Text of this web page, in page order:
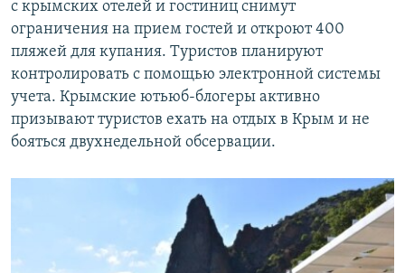
с крымских отелей и гостиниц снимут
ограничения на прием гостей и откроют 400
пляжей для купания. Туристов планируют
контролировать с помощью электронной системы
учета. Крымские ютьюб-блогеры активно
призывают туристов ехать на отдых в Крым и не
бояться двухнедельной обсервации.